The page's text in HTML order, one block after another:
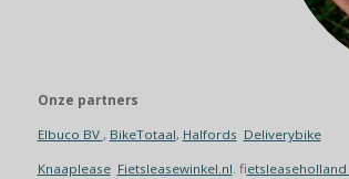
Onze partners
Elbuco BV , BikeTotaal, Halfords Deliverybike
Knaaplease Fietsleasewinkel.nl. fietsleaseholland